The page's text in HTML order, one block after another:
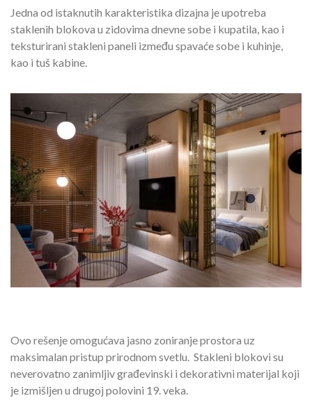
Jedna od istaknutih karakteristika dizajna je upotreba
staklenih blokova u zidovima dnevne sobe i kupatila, kao i
teksturirani stakleni paneli između spavaće sobe i kuhinje,
kao i tuš kabine.
Ovo rešenje omogućava jasno zoniranje prostora uz
maksimalan pristup prirodnom svetlu. Stakleni blokovi su
neverovatno zanimljiv građevinski i dekorativni materijal koji
je izmišljen u drugoj polovini 19. veka.